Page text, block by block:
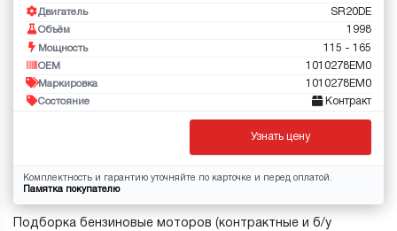
Двигатель SR20DE
Объём 1998
Мощность 115 - 165
OEM 1010278EM0
Маркировка 1010278EM0
Состояние Контракт
Узнать цену
Комплектность и гарантию уточняйте по карточке и перед оплатой.
Памятка покупателю
Подборка бензиновые моторов (контрактные и б/у